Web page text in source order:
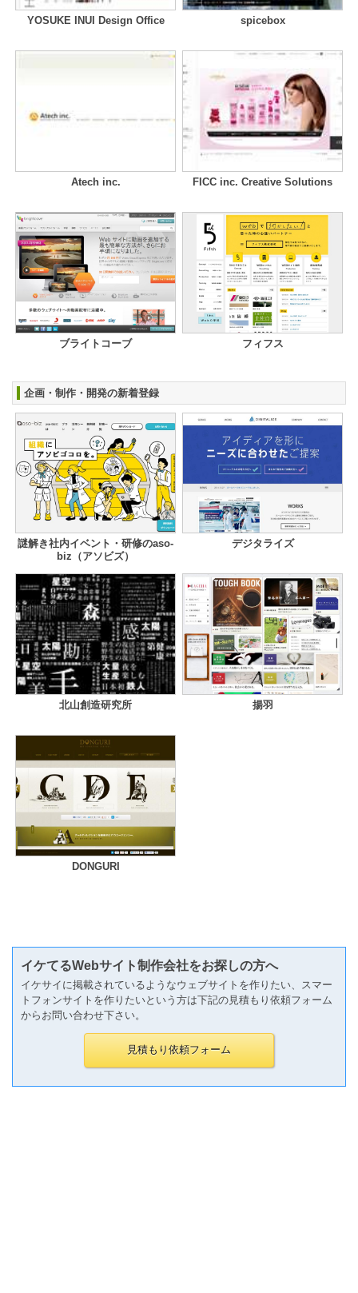
YOSUKE INUI Design Office spicebox
Atech inc. FICC inc. Creative Solutions
ブライトコーブ フィフス
企画・制作・開発の新着登録
謎解き社内イベント・研修のaso-
biz（アソビズ）
デジタライズ
北山創造研究所 揚羽
DONGURI
イケてるWebサイト制作会社をお探しの方へ
イケサイに掲載されているようなウェブサイトを作りたい、スマー
トフォンサイトを作りたいという方は下記の見積もり依頼フォーム
からお問い合わせ下さい。